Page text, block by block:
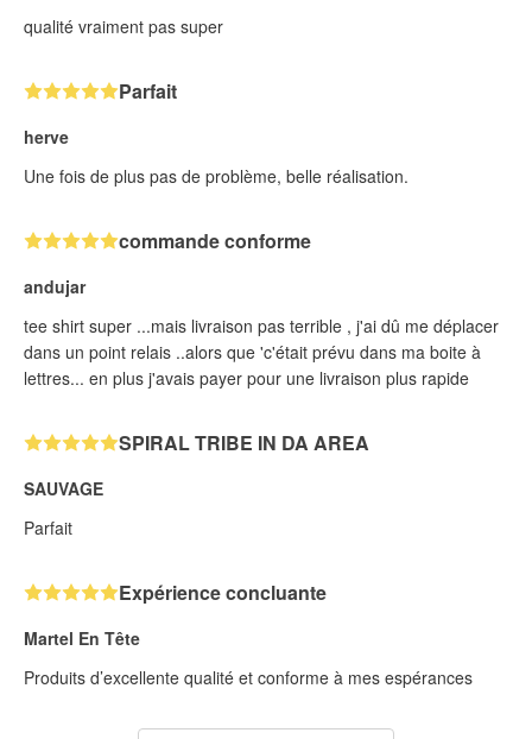
qualité vraiment pas super
Parfait
herve
Une fois de plus pas de problème, belle réalisation.
commande conforme
andujar
tee shirt super ...mais livraison pas terrible , j'ai dû me déplacer
dans un point relais ..alors que 'c'était prévu dans ma boite à
lettres... en plus j'avais payer pour une livraison plus rapide
SPIRAL TRIBE IN DA AREA
SAUVAGE
Parfait
Expérience concluante
Martel En Tête
Produits d’excellente qualité et conforme à mes espérances